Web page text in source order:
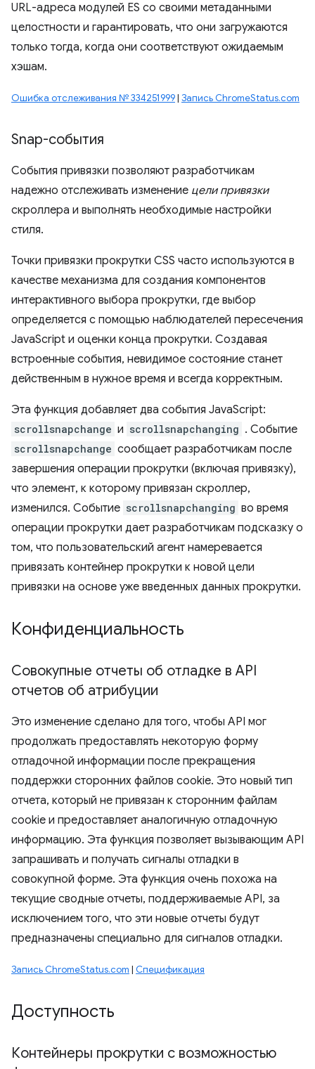
URL-адреса модулей ES со своими метаданными
целостности и гарантировать, что они загружаются
только тогда, когда они соответствуют ожидаемым
хэшам.
Ошибка отслеживания № 334251999| Запись ChromeStatus.com
Snap-события
События привязки позволяют разработчикам
надежно отслеживать изменение цели привязки
скроллера и выполнять необходимые настройки
стиля.
Точки привязки прокрутки CSS часто используются в
качестве механизма для создания компонентов
интерактивного выбора прокрутки, где выбор
определяется с помощью наблюдателей пересечения
JavaScript и оценки конца прокрутки. Создавая
встроенные события, невидимое состояние станет
действенным в нужное время и всегда корректным.
Эта функция добавляет два события JavaScript:
scrollsnapchange и scrollsnapchanging . Событие
scrollsnapchange сообщает разработчикам после
завершения операции прокрутки (включая привязку),
что элемент, к которому привязан скроллер,
изменился. Событие scrollsnapchanging во время
операции прокрутки дает разработчикам подсказку о
том, что пользовательский агент намеревается
привязать контейнер прокрутки к новой цели
привязки на основе уже введенных данных прокрутки.
Конфиденциальность
Совокупные отчеты об отладке в API
отчетов об атрибуции
Это изменение сделано для того, чтобы API мог
продолжать предоставлять некоторую форму
отладочной информации после прекращения
поддержки сторонних файлов cookie. Это новый тип
отчета, который не привязан к сторонним файлам
cookie и предоставляет аналогичную отладочную
информацию. Эта функция позволяет вызывающим API
запрашивать и получать сигналы отладки в
совокупной форме. Эта функция очень похожа на
текущие сводные отчеты, поддерживаемые API, за
исключением того, что эти новые отчеты будут
предназначены специально для сигналов отладки.
Запись ChromeStatus.com | Спецификация
Доступность
Контейнеры прокрутки с возможностью